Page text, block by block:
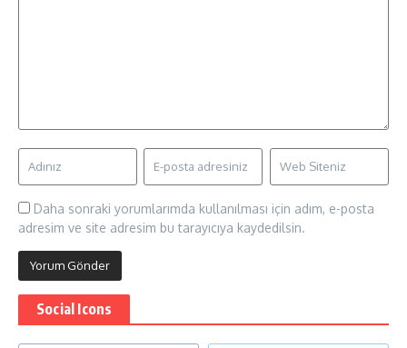
Daha sonraki yorumlarımda kullanılması için adım, e-posta
adresim ve site adresim bu tarayıcıya kaydedilsin.
Social Icons